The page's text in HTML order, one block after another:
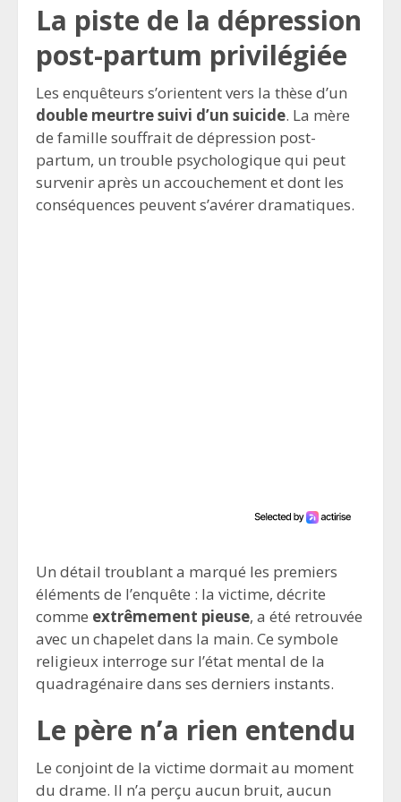
La piste de la dépression
post-partum privilégiée
Les enquêteurs s’orientent vers la thèse d’un
double meurtre suivi d’un suicide. La mère
de famille souffrait de dépression post-
partum, un trouble psychologique qui peut
survenir après un accouchement et dont les
conséquences peuvent s’avérer dramatiques.
Un détail troublant a marqué les premiers
éléments de l’enquête : la victime, décrite
comme extrêmement pieuse, a été retrouvée
avec un chapelet dans la main. Ce symbole
religieux interroge sur l’état mental de la
quadragénaire dans ses derniers instants.
Le père n’a rien entendu
Le conjoint de la victime dormait au moment
du drame. Il n’a perçu aucun bruit, aucun